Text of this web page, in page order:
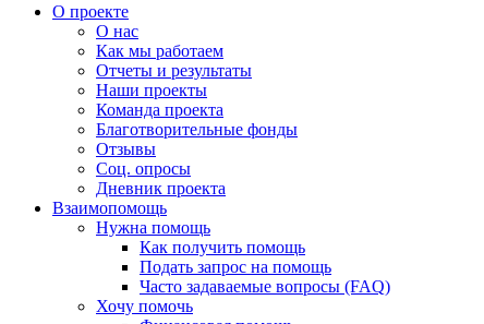
О проекте
О нас
Как мы работаем
Отчеты и результаты
Наши проекты
Команда проекта
Благотворительные фонды
Отзывы
Соц. опросы
Дневник проекта
Взаимопомощь
Нужна помощь
Как получить помощь
Подать запрос на помощь
Часто задаваемые вопросы (FAQ)
Хочу помочь